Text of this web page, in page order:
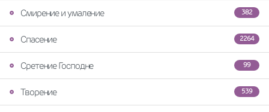
382
Смирение и умаление
2264
Спасение
99
Сретение Господне
539
Творение